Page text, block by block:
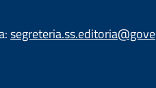
segreteria.ss.editoria@gove